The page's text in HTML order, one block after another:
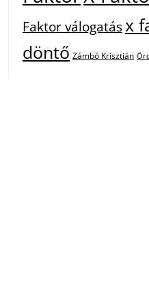
Faktor válogatásx
döntő Zámbó Krisztián